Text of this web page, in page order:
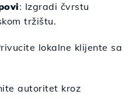
: Izgradi čvrstu
tržištu.
lokalne klijente sa
autoritet kroz